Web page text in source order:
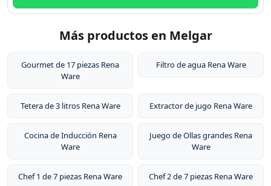
Más productos en Melgar
Gourmet de 17 piezas Rena
Ware
Filtro de agua Rena Ware
Tetera de 3 litros Rena Ware Extractor de jugo Rena Ware
Cocina de Inducción Rena
Ware
Juego de Ollas grandes Rena
Ware
Chef 1 de 7 piezas Rena Ware Chef 2 de 7 piezas Rena Ware